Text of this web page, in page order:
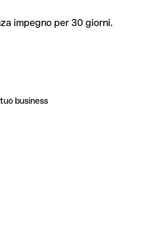
impegno per 30 giorni.
business